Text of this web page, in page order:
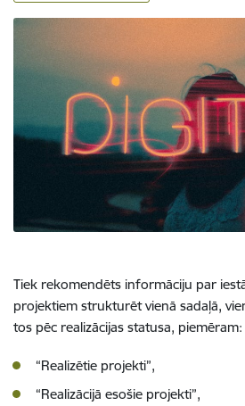
Tiek rekomendēts informāciju par
projektiem strukturēt vienā sadaļā,
tos pēc realizācijas statusa, piemēram:
“Realizētie projekti”,
“Realizācijā esošie projekti”,